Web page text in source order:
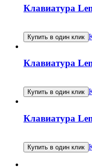
Клавиатура
Купить в один клик
Клавиатура
Купить в один клик
Клавиатура
Купить в один клик